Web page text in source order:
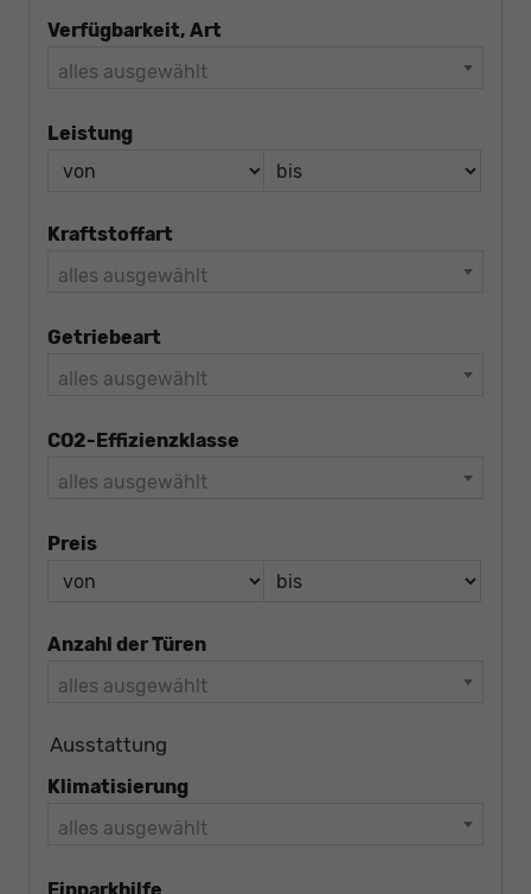
Verfügbarkeit, Art
alles ausgewählt
Leistung
Kraftstoffart
alles ausgewählt
Getriebeart
alles ausgewählt
CO2-Effizienzklasse
alles ausgewählt
Preis
Anzahl der Türen
alles ausgewählt
Ausstattung
Klimatisierung
alles ausgewählt